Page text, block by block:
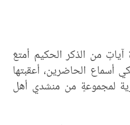
آياتٍ من الذكر الحكيم أمتعَ
أسماع الحاضرين، أعقبتها
لمجموعةٍ من منشدي أهل